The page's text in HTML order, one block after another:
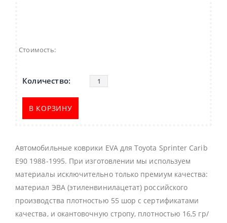
Стоимость:
В КОРЗИНУ
Автомобильные коврики EVA для Toyota Sprinter Carib
E90 1988-1995. При изготовлении мы используем
материалы исключительно только премиум качества:
материал ЭВА (этиленвинилацетат) российского
производства плотностью 55 шор с сертификатами
качества, и окантовочную стропу, плотностью 16,5 гр/